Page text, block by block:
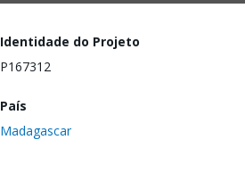
Identidade do Projeto
P167312
País
Madagascar